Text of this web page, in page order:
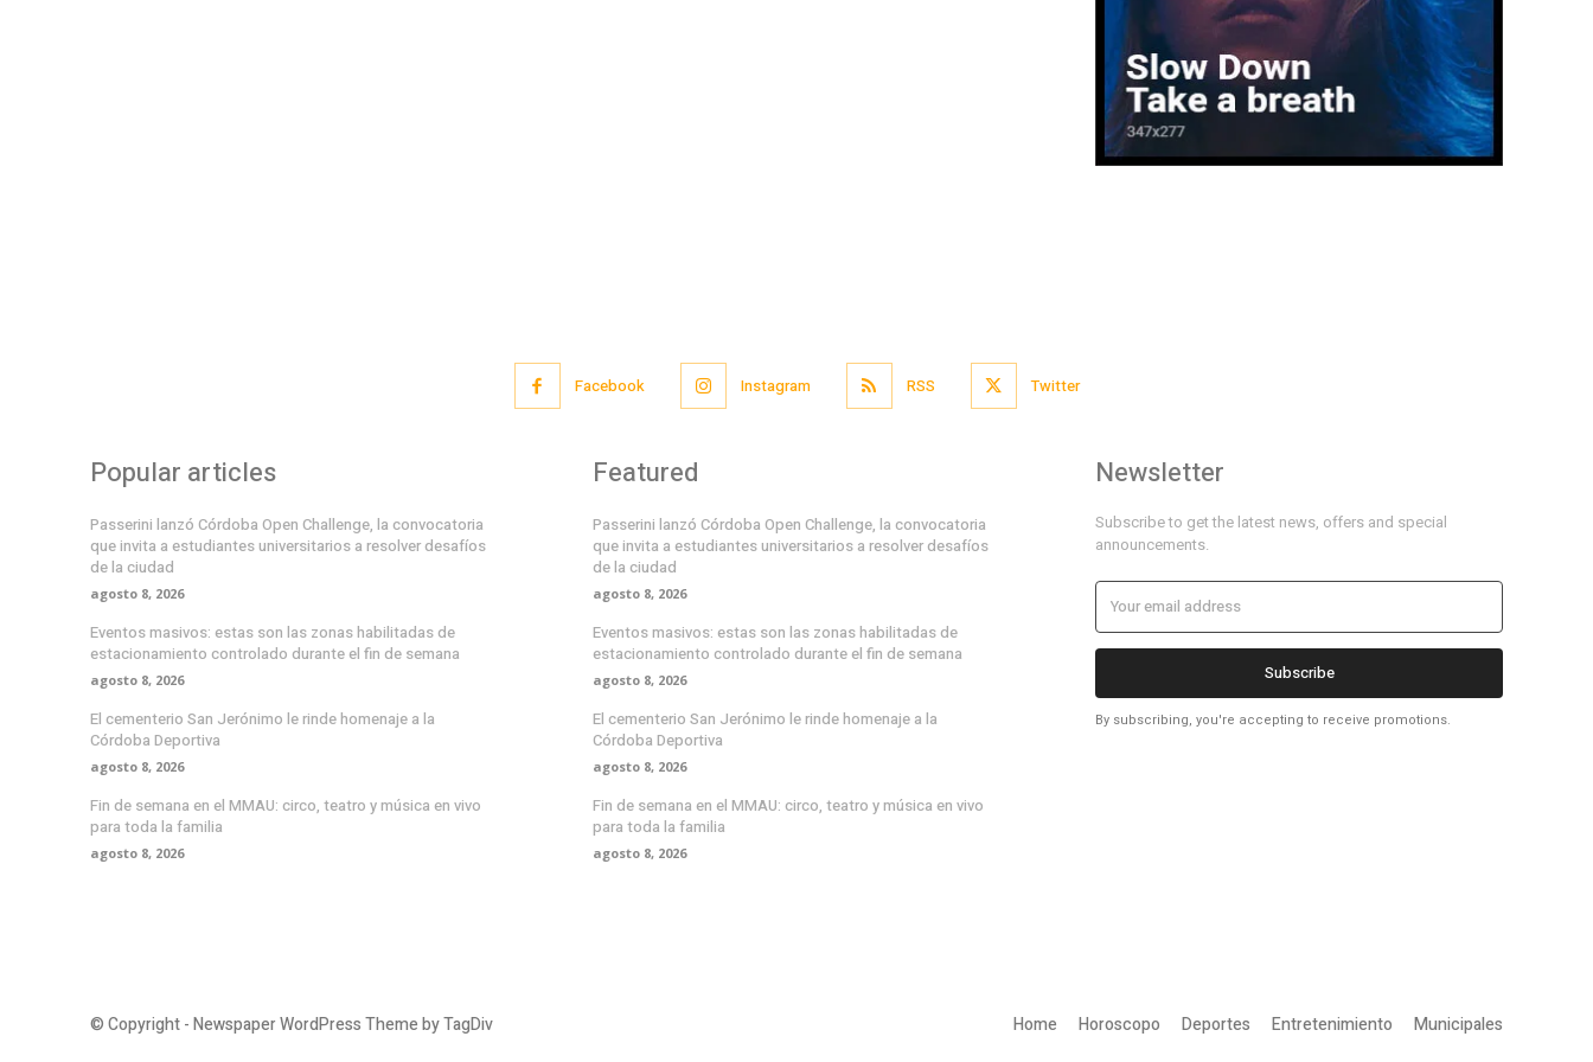
Facebook Instagram RSS Twitter
Popular articles
Passerini lanzó Córdoba Open Challenge, la convocatoria
que invita a estudiantes universitarios a resolver desafíos
de la ciudad
agosto 8, 2026
Eventos masivos: estas son las zonas habilitadas de
estacionamiento controlado durante el fin de semana
agosto 8, 2026
El cementerio San Jerónimo le rinde homenaje a la
Córdoba Deportiva
agosto 8, 2026
Fin de semana en el MMAU: circo, teatro y música en vivo
para toda la familia
agosto 8, 2026
Featured
Passerini lanzó Córdoba Open Challenge, la convocatoria
que invita a estudiantes universitarios a resolver desafíos
de la ciudad
agosto 8, 2026
Eventos masivos: estas son las zonas habilitadas de
estacionamiento controlado durante el fin de semana
agosto 8, 2026
El cementerio San Jerónimo le rinde homenaje a la
Córdoba Deportiva
agosto 8, 2026
Fin de semana en el MMAU: circo, teatro y música en vivo
para toda la familia
agosto 8, 2026
Newsletter
Subscribe to get the latest news, offers and special
announcements.
Subscribe
By subscribing, you're accepting to receive promotions.
© Copyright - Newspaper WordPress Theme by TagDiv Home Horoscopo Deportes Entretenimiento Municipales